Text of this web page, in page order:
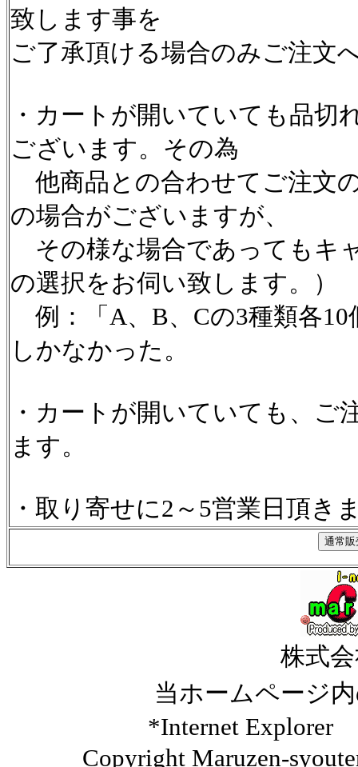
致します事を
ご了承頂ける場合のみご注文
・カートが開いていても品切
ございます。その為
他商品との合わせてご注文
の場合がございますが、
その様な場合であってもキ
の選択をお伺い致します。）
例：「A、B、Cの3種類各10
しかなかった。
・カートが開いていても、ご
ます。
・取り寄せに2～5営業日頂き
株式
当ホームページ
*Internet Explorer
Copyright Maruzen-